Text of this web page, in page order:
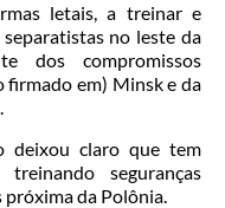
letais, a treinar e
no leste da
dos compromissos
firmado em) Minsk e da
deixou claro que tem
seguranças
próxima da Polônia.